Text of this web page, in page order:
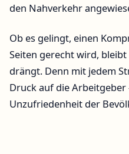
den Nahverkehr
Ob es gelingt, einen
Seiten gerecht wird,
drängt. Denn mit jedem
Druck auf die Arbeitgeber
Unzufriedenheit der